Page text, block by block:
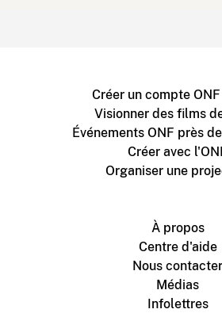
Créer un compte
Visionner des films
Événements ONF près
Créer avec
Organiser une
À propos
Centre d'aide
Nous contacter
Médias
Infolettres